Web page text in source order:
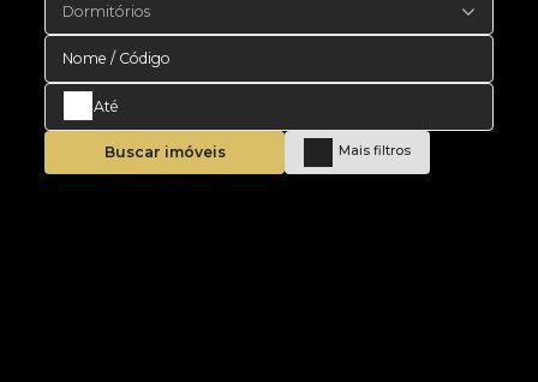
Dormitórios
Buscar imóveis